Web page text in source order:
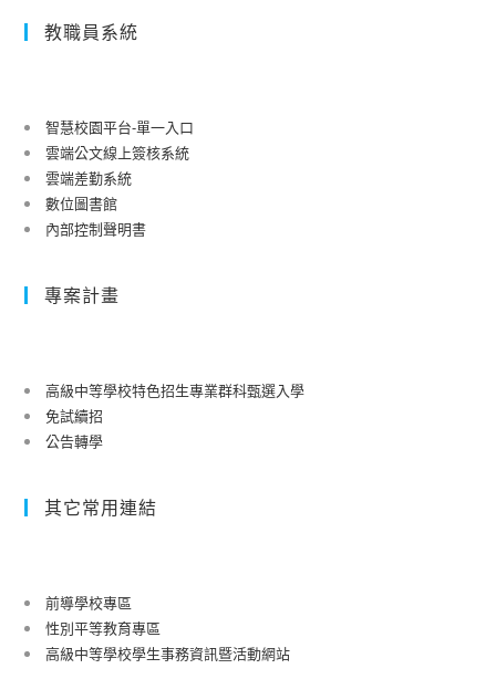
教職員系統
智慧校園平台-單一入口
雲端公文線上簽核系統
雲端差勤系統
數位圖書館
內部控制聲明書
專案計畫
高級中等學校特色招生專業群科甄選入學
免試續招
公告轉學
其它常用連結
前導學校專區
性別平等教育專區
高級中等學校學生事務資訊暨活動網站